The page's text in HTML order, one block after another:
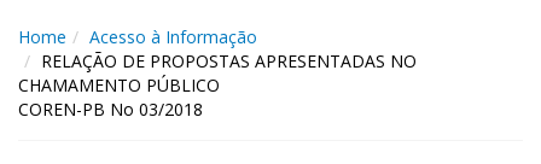
Home
Acesso à Informação
RELAÇÃO DE PROPOSTAS APRESENTADAS NO
CHAMAMENTO PÚBLICO
COREN-PB No 03/2018